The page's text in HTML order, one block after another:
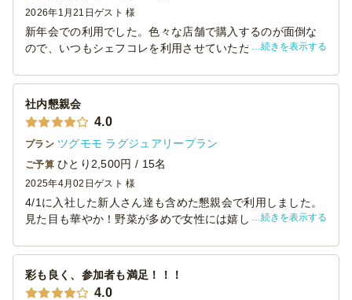
2026年1月21日 ゲスト 様
新年会での利用でした。色々な店舗で購入するのが面倒な
ので、いつもシェフコレを利用させていただいています。
した。また利用します。
続きを表示する
社内懇親会
4.0
プラン ツグモモ ラグジュアリープラン
ご予算 ひとり2,500円 / 15名
2025年4月02日 ゲスト 様
4/1に入社した新人さん達も含めた懇親会で利用しました。
見た目も華やか！野菜が多めで女性には嬉しい内容でし
30名分のうち、20名分はスイーツ付にしましたが、これが
また好評でした。
また何かありましたら利用したいと思います。
続きを表示する
彩も良く、参加者も満足！！！
4.0